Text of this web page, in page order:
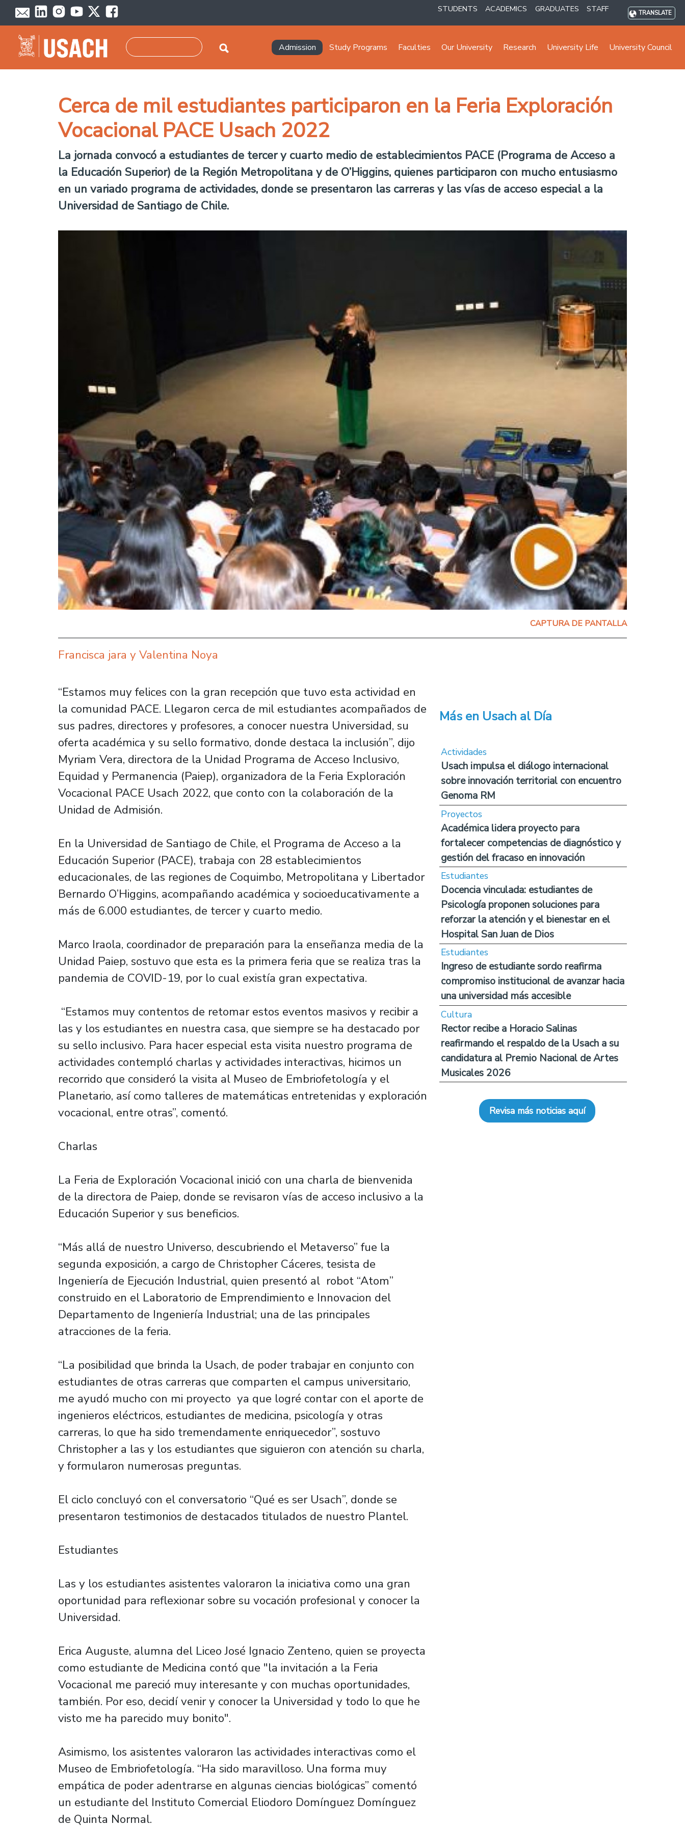
Skip to main content STUDENTS ACADEMICS GRADUATES STAFF TRANSLATE
Navegación principal
Admission Study Programs Faculties Our University Research University Life University Council
Cerca de mil estudiantes participaron en la Feria Exploración
Vocacional PACE Usach 2022
La jornada convocó a estudiantes de tercer y cuarto medio de establecimientos PACE (Programa de Acceso a
la Educación Superior) de la Región Metropolitana y de O’Higgins, quienes participaron con mucho entusiasmo
en un variado programa de actividades, donde se presentaron las carreras y las vías de acceso especial a la
Universidad de Santiago de Chile.
CAPTURA DE PANTALLA
Francisca jara y Valentina Noya
“Estamos muy felices con la gran recepción que tuvo esta actividad en
la comunidad PACE. Llegaron cerca de mil estudiantes acompañados de
sus padres, directores y profesores, a conocer nuestra Universidad, su
oferta académica y su sello formativo, donde destaca la inclusión”, dijo
Myriam Vera, directora de la Unidad Programa de Acceso Inclusivo,
Equidad y Permanencia (Paiep), organizadora de la Feria Exploración
Vocacional PACE Usach 2022, que conto con la colaboración de la
Unidad de Admisión.
En la Universidad de Santiago de Chile, el Programa de Acceso a la
Educación Superior (PACE), trabaja con 28 establecimientos
educacionales, de las regiones de Coquimbo, Metropolitana y Libertador
Bernardo O’Higgins, acompañando académica y socioeducativamente a
más de 6.000 estudiantes, de tercer y cuarto medio.
Marco Iraola, coordinador de preparación para la enseñanza media de la
Unidad Paiep, sostuvo que esta es la primera feria que se realiza tras la
pandemia de COVID-19, por lo cual existía gran expectativa.
“Estamos muy contentos de retomar estos eventos masivos y recibir a
las y los estudiantes en nuestra casa, que siempre se ha destacado por
su sello inclusivo. Para hacer especial esta visita nuestro programa de
actividades contempló charlas y actividades interactivas, hicimos un
recorrido que consideró la visita al Museo de Embriofetología y el
Planetario, así como talleres de matemáticas entretenidas y exploración
vocacional, entre otras”, comentó.
Charlas
La Feria de Exploración Vocacional inició con una charla de bienvenida
de la directora de Paiep, donde se revisaron vías de acceso inclusivo a la
Educación Superior y sus beneficios.
“Más allá de nuestro Universo, descubriendo el Metaverso” fue la
segunda exposición, a cargo de Christopher Cáceres, tesista de
Ingeniería de Ejecución Industrial, quien presentó al robot “Atom”
construido en el Laboratorio de Emprendimiento e Innovacion del
Departamento de Ingeniería Industrial; una de las principales
atracciones de la feria.
“La posibilidad que brinda la Usach, de poder trabajar en conjunto con
estudiantes de otras carreras que comparten el campus universitario,
me ayudó mucho con mi proyecto ya que logré contar con el aporte de
ingenieros eléctricos, estudiantes de medicina, psicología y otras
carreras, lo que ha sido tremendamente enriquecedor”, sostuvo
Christopher a las y los estudiantes que siguieron con atención su charla,
y formularon numerosas preguntas.
El ciclo concluyó con el conversatorio “Qué es ser Usach”, donde se
presentaron testimonios de destacados titulados de nuestro Plantel.
Estudiantes
Las y los estudiantes asistentes valoraron la iniciativa como una gran
oportunidad para reflexionar sobre su vocación profesional y conocer la
Universidad.
Erica Auguste, alumna del Liceo José Ignacio Zenteno, quien se proyecta
como estudiante de Medicina contó que "la invitación a la Feria
Vocacional me pareció muy interesante y con muchas oportunidades,
también. Por eso, decidí venir y conocer la Universidad y todo lo que he
visto me ha parecido muy bonito".
Asimismo, los asistentes valoraron las actividades interactivas como el
Museo de Embriofetología. “Ha sido maravilloso. Una forma muy
empática de poder adentrarse en algunas ciencias biológicas” comentó
un estudiante del Instituto Comercial Eliodoro Domínguez Domínguez
de Quinta Normal.
Más en Usach al Día
Actividades
Usach impulsa el diálogo internacional
sobre innovación territorial con encuentro
Genoma RM
Proyectos
Académica lidera proyecto para
fortalecer competencias de diagnóstico y
gestión del fracaso en innovación
Estudiantes
Docencia vinculada: estudiantes de
Psicología proponen soluciones para
reforzar la atención y el bienestar en el
Hospital San Juan de Dios
Estudiantes
Ingreso de estudiante sordo reafirma
compromiso institucional de avanzar hacia
una universidad más accesible
Cultura
Rector recibe a Horacio Salinas
reafirmando el respaldo de la Usach a su
candidatura al Premio Nacional de Artes
Musicales 2026
Revisa más noticias aquí